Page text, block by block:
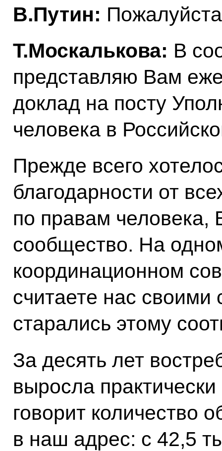
В.Путин:
Т.Москалькова: В
представляю Вам
доклад на посту
человека в
Прежде всего
благодарности от
по правам человека,
сообщество. На
координационном
считаете нас
старались этому
За десять лет
выросла
говорит количество
в наш адрес: с 42,5